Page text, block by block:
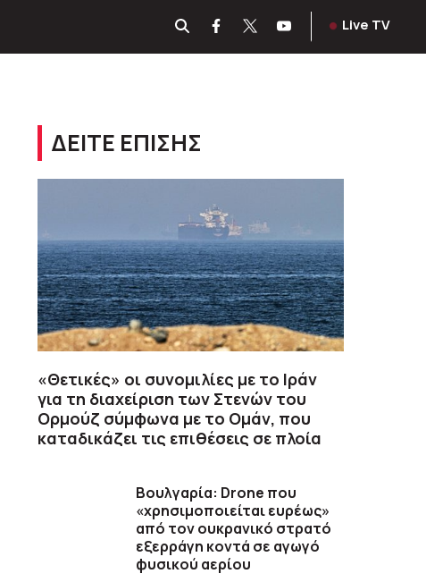
Live TV
ΔΕΙΤΕ ΕΠΙΣΗΣ
«Θετικές» οι συνομιλίες με το Ιράν
για τη διαχείριση των Στενών του
Ορμούζ σύμφωνα με το Ομάν, που
καταδικάζει τις επιθέσεις σε πλοία
Βουλγαρία: Drone που
«χρησιμοποιείται ευρέως»
από τον ουκρανικό στρατό
εξερράγη κοντά σε αγωγό
φυσικού αερίου